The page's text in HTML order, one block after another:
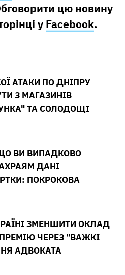
цю новину
у Facebook.
АТАКИ ПО ДНІПРУ
З МАГАЗИНІВ
ТА СОЛОДОЩІ
ВИ ВИПАДКОВО
ДАНІ
ПОКРОКОВА
ЗМЕНШИТИ ОКЛАД
ЧЕРЕЗ "ВАЖКІ
АДВОКАТА